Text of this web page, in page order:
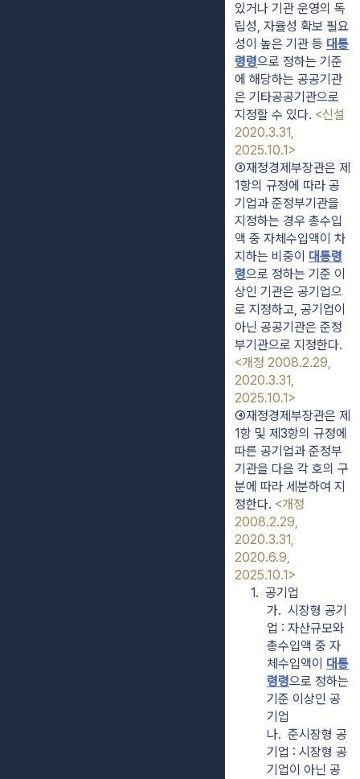
있거나 기관 운영의 독
립성, 자율성 확보 필요
성이 높은 기관 등 대통
령령으로 정하는 기준
에 해당하는 공공기관
은 기타공공기관으로
지정할 수 있다. <신설
2020.3.31,
2025.10.1>
③재정경제부장관은 제
1항의 규정에 따라 공
기업과 준정부기관을
지정하는 경우 총수입
액 중 자체수입액이 차
지하는 비중이 대통령
령으로 정하는 기준 이
상인 기관은 공기업으
로 지정하고, 공기업이
아닌 공공기관은 준정
<개정 2008.2.29,
2020.3.31,
2025.10.1>
④재정경제부장관은 제
1항 및 제3항의 규정에
따른 공기업과 준정부
기관을 다음 각 호의 구
분에 따라 세분하여 지
정한다. <개정
2008.2.29,
2020.3.31,
2020.6.9,
2025.10.1>
1.  공기업
가.  시장형 공기
업 : 자산규모와
총수입액 중 자
체수입액이 대통
령령으로 정하는
기준 이상인 공
기업
나.  준시장형 공
기업 : 시장형 공
기업이 아닌 공